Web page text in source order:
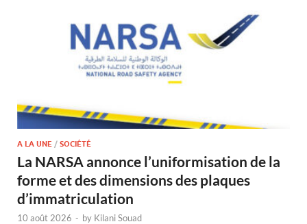
A LA UNE / SOCIÉTÉ
La NARSA annonce l’uniformisation de la
forme et des dimensions des plaques
d’immatriculation
10 août 2026 - by Kilani Souad